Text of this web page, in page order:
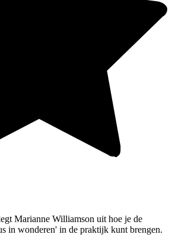
Marianne Williamson uit hoe je de
in wonderen' in de praktijk kunt brengen.